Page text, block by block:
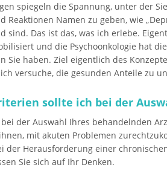
spiegeln die Spannung, unter der
Reaktionen Namen zu geben, wie
sind. Das ist das, was ich erlebe.
und die Psychoonkologie hat
Sie haben. Ziel eigentlich des
versuche, die gesunden Anteile zu
sollte ich bei der
bei der Auswahl Ihres behandelnden
mit akuten Problemen
der Herausforderung einer
Sie sich auf Ihr Denken.